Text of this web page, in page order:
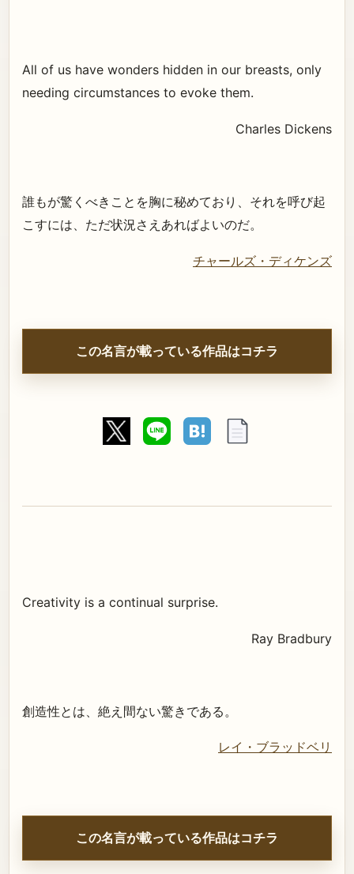
All of us have wonders hidden in our breasts, only
needing circumstances to evoke them.
Charles Dickens
誰もが驚くべきことを胸に秘めており、それを呼び起
こすには、ただ状況さえあればよいのだ。
チャールズ・ディケンズ
この名言が載っている作品はコチラ
Creativity is a continual surprise.
Ray Bradbury
創造性とは、絶え間ない驚きである。
レイ・ブラッドベリ
この名言が載っている作品はコチラ